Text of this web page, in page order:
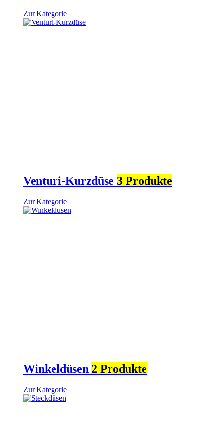
Zur Kategorie
Venturi-Kurzdüse 3 Produkte
Zur Kategorie
Winkeldüsen 2 Produkte
Zur Kategorie